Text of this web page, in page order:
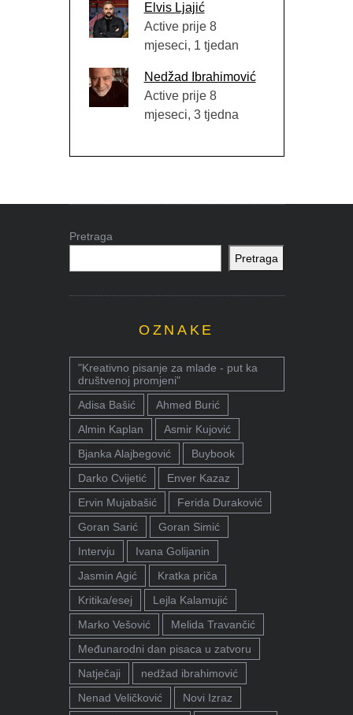
Elvis Ljajić
Active prije 8
mjeseci, 1 tjedan
Nedžad Ibrahimović
Active prije 8
mjeseci, 3 tjedna
Pretraga
Pretraga
OZNAKE
"Kreativno pisanje za mlade - put ka
društvenoj promjeni"
Adisa Bašić
Ahmed Burić
Almin Kaplan
Asmir Kujović
Bjanka Alajbegović
Buybook
Darko Cvijetić
Enver Kazaz
Ervin Mujabašić
Ferida Duraković
Goran Sarić
Goran Simić
Intervju
Ivana Golijanin
Jasmin Agić
Kratka priča
Kritika/esej
Lejla Kalamujić
Marko Vešović
Melida Travančić
Međunarodni dan pisaca u zatvoru
Natječaji
nedžad ibrahimović
Nenad Veličković
Novi Izraz